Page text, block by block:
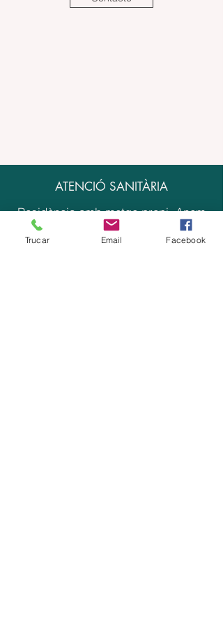
ATENCIÓ SANITÀRIA
Residència amb metge propi. Anem
més enllà de garantir els drets dels
Trucar Email Facebook